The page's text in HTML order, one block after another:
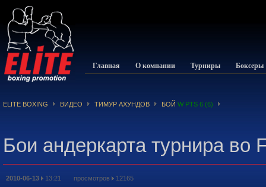
Главная О компании Турниры Боксеры
ELITE BOXING ВИДЕО ТИМУР АХУНДОВ БОЙ W PTS 6 (6)
Бои андеркарта турнира во
2010-06-13 13:21 просмотров 12165